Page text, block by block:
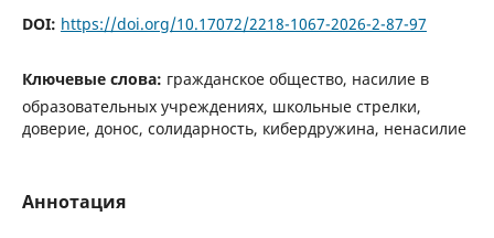
DOI: https://doi.org/10.17072/2218-1067-2026-2-87-97
Ключевые слова: гражданское общество, насилие в
образовательных учреждениях, школьные стрелки,
доверие, донос, солидарность, кибердружина, ненасилие
Аннотация